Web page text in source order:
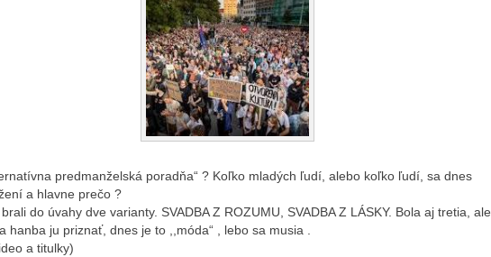
predmanželská poradňa“ ? Koľko mladých ľudí, alebo koľko ľudí, sa dnes
a hlavne prečo ?
do úvahy dve varianty. SVADBA Z ROZUMU, SVADBA Z LÁSKY. Bola aj tretia, ale
hanba ju priznať, dnes je to ,,móda“ , lebo sa musia .
a titulky)